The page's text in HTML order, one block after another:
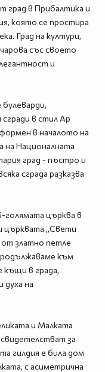
град в Прибалтика и
която се простира
Град на култури,
със своето
и
в стил Ар
в началото на
на Националната
град - пъстро и
сграда разказва
голямата църква в
църквата „Свети
златно петле
към
в града,
духа на
и Малката
за
гилдия е била дом
с асиметрична